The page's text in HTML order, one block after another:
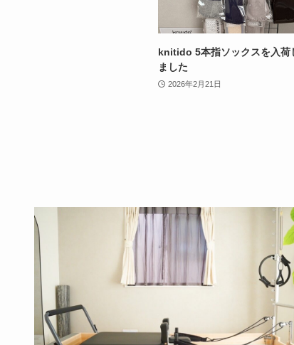
knitido 5本指ソックスを入荷
ました
2026年2月21日